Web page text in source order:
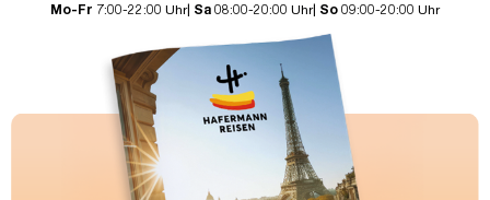
Mo-Fr 7:00-22:00 Uhr| Sa 08:00-20:00 Uhr| So 09:00-20:00 Uhr